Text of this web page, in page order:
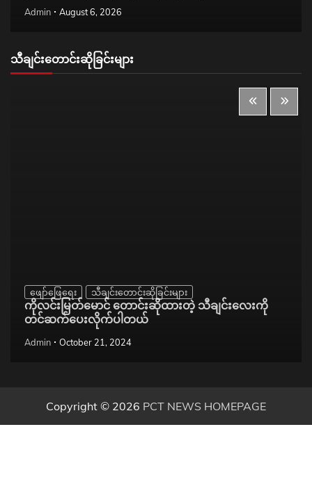
Admin August 6, 2026
သီချင်းတောင်းဆိုခြင်းများ
ဖျော်ဖြေရေး သီချင်းတောင်းဆိုခြင်းများ
ကိုလင်းမြတ်မောင် တောင်းဆိုထားတဲ့ သီချင်းလေးကို
တင်ဆက်ပေးလိုက်ပါတယ်
Admin October 21, 2024
Copyright © 2026 PCT NEWS HOMEPAGE